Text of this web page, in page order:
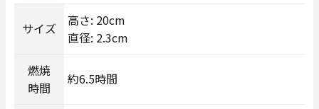
サイズ
高さ: 20cm
直径: 2.3cm
燃焼
時間
約6.5時間